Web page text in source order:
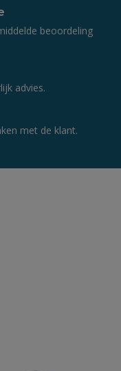
beoordeling
advies.
met de klant.